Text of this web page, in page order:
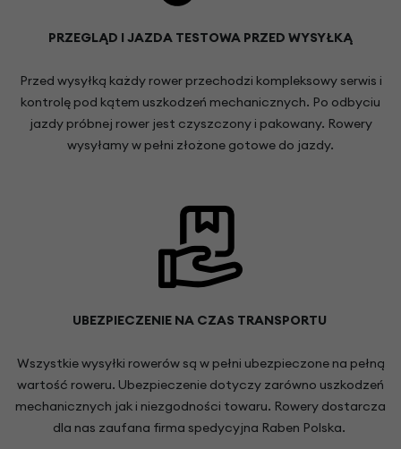
PRZEGLĄD I JAZDA TESTOWA PRZED WYSYŁKĄ
Przed wysyłką każdy rower przechodzi kompleksowy serwis i
kontrolę pod kątem uszkodzeń mechanicznych. Po odbyciu
jazdy próbnej rower jest czyszczony i pakowany. Rowery
wysyłamy w pełni złożone gotowe do jazdy.
UBEZPIECZENIE NA CZAS TRANSPORTU
Wszystkie wysyłki rowerów są w pełni ubezpieczone na pełną
wartość roweru. Ubezpieczenie dotyczy zarówno uszkodzeń
mechanicznych jak i niezgodności towaru. Rowery dostarcza
dla nas zaufana firma spedycyjna Raben Polska.